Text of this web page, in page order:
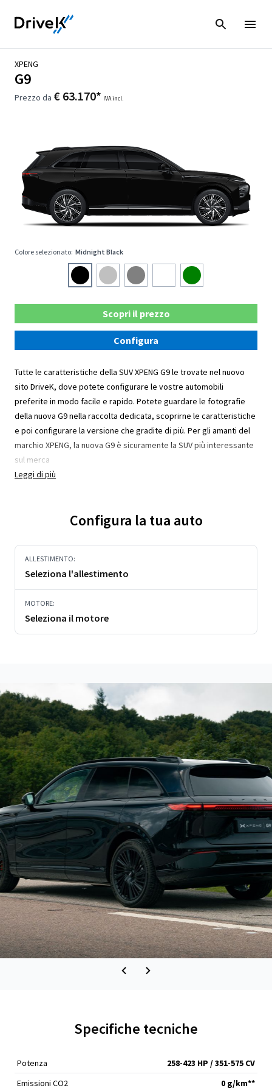
XPENG
G9
Prezzo da € 63.170* IVA incl.
Colore selezionato: Midnight Black
Scopri il prezzo
Configura
Tutte le caratteristiche della SUV XPENG G9 le trovate nel nuovo
sito DriveK, dove potete configurare le vostre automobili
preferite in modo facile e rapido. Potete guardare le fotografie
della nuova G9 nella raccolta dedicata, scoprirne le caratteristiche
e poi configurare la versione che gradite di più. Per gli amanti del
marchio XPENG, la nuova G9 è sicuramente la SUV più interessante
sul merca
Leggi di più
Configura la tua auto
ALLESTIMENTO:
Seleziona l'allestimento
MOTORE:
Seleziona il motore
Specifiche tecniche
Potenza
258-423 HP / 351-575 CV
Emissioni CO2
0 g/km**